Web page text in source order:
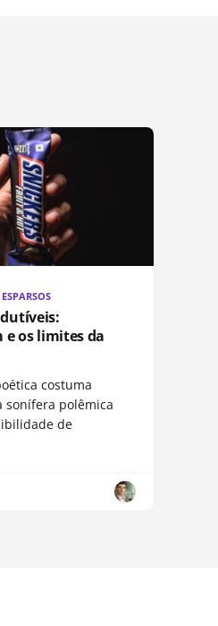
os limites da
costuma
sonífera polêmica
de